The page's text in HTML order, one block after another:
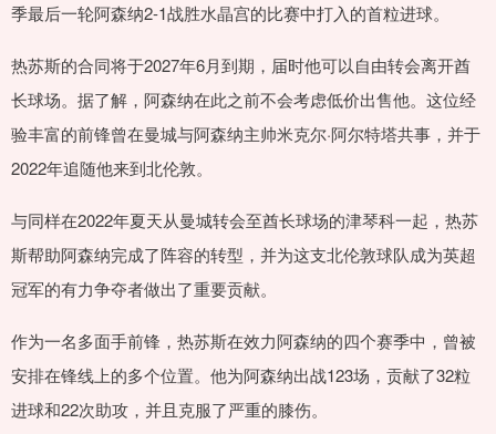
季最后一轮阿森纳2-1战胜水晶宫的比赛中打入的首粒进球。
热苏斯的合同将于2027年6月到期，届时他可以自由转会离开酋
长球场。据了解，阿森纳在此之前不会考虑低价出售他。这位经
验丰富的前锋曾在曼城与阿森纳主帅米克尔·阿尔特塔共事，并于
2022年追随他来到北伦敦。
与同样在2022年夏天从曼城转会至酋长球场的津琴科一起，热苏
斯帮助阿森纳完成了阵容的转型，并为这支北伦敦球队成为英超
冠军的有力争夺者做出了重要贡献。
作为一名多面手前锋，热苏斯在效力阿森纳的四个赛季中，曾被
安排在锋线上的多个位置。他为阿森纳出战123场，贡献了32粒
进球和22次助攻，并且克服了严重的膝伤。